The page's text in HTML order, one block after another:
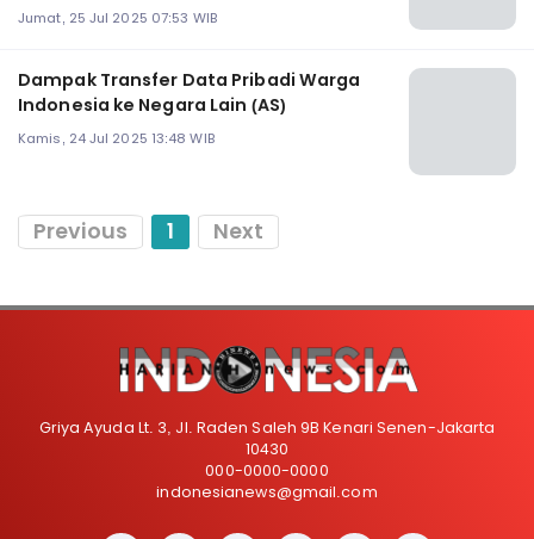
Jumat, 25 Jul 2025 07:53 WIB
Dampak Transfer Data Pribadi Warga
Indonesia ke Negara Lain (AS)
Kamis, 24 Jul 2025 13:48 WIB
Previous 1 Next
Griya Ayuda Lt. 3, Jl. Raden Saleh 9B Kenari Senen-Jakarta
10430
000-0000-0000
indonesianews@gmail.com